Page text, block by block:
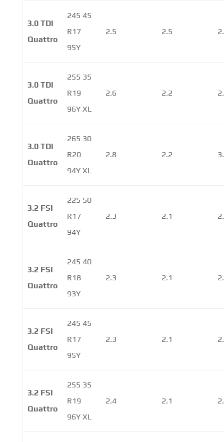
3.0 TDI
Quattro
245 45
R17
95Y
2.5 2.5
3.0 TDI
Quattro
255 35
R19
96Y XL
2.6 2.2
3.0 TDI
Quattro
265 30
R20
94Y XL
2.8 2.2
3.2 FSI
Quattro
225 50
R17
94Y
2.3 2.1
3.2 FSI
Quattro
245 40
R18
93Y
2.3 2.1
3.2 FSI
Quattro
245 45
R17
95Y
2.3 2.1
3.2 FSI
Quattro
255 35
R19
96Y XL
2.4 2.1